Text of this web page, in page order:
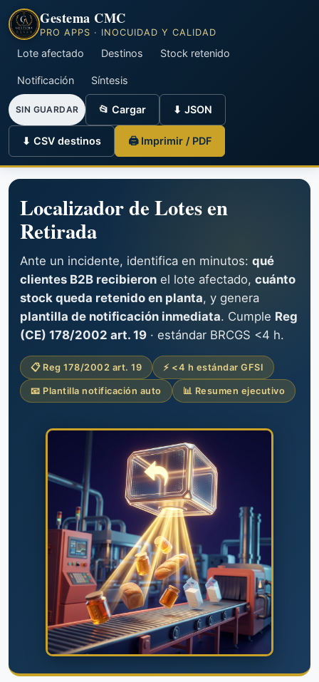
Gestema CMC
PRO APPS · INOCUIDAD Y CALIDAD
Lote afectado Destinos Stock retenido
Notificación Síntesis
SIN GUARDAR 📂 Cargar ⬇ JSON
⬇ CSV destinos 🖨 Imprimir / PDF
Localizador de Lotes en
Retirada
Ante un incidente, identifica en minutos: qué
clientes B2B recibieron el lote afectado, cuánto
stock queda retenido en planta, y genera
plantilla de notificación inmediata. Cumple Reg
(CE) 178/2002 art. 19 · estándar BRCGS <4 h.
📋 Reg 178/2002 art. 19 ⚡ <4 h estándar GFSI
📧 Plantilla notificación auto 📊 Resumen ejecutivo